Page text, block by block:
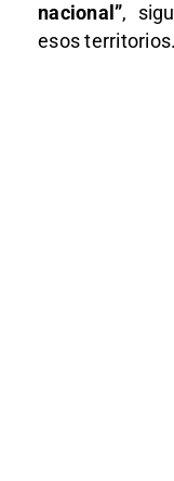
nacional”,
esos territorios.